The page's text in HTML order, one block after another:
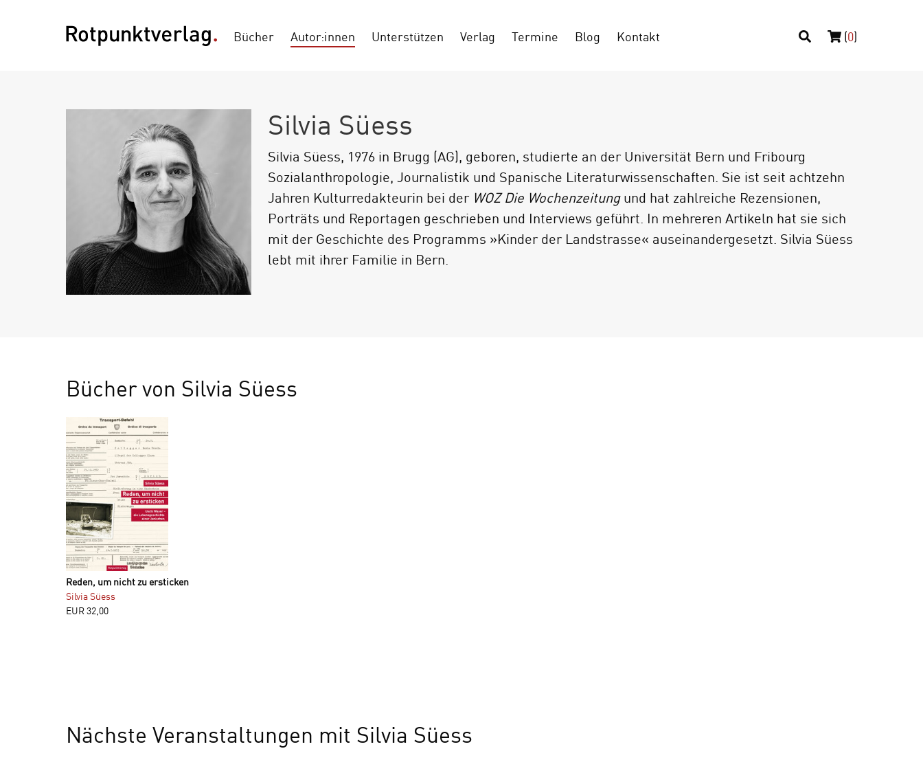
Bücher Autor:innen Unterstützen Verlag Termine Blog Kontakt (0)
Silvia Süess
Silvia Süess, 1976 in Brugg (AG), geboren, studierte an der Universität Bern und Fribourg
Sozialanthropologie, Journalistik und Spanische Literaturwissenschaften. Sie ist seit achtzehn
Jahren Kulturredakteurin bei der WOZ Die Wochenzeitungund hat zahlreiche Rezensionen,
Porträts und Reportagen geschrieben und Interviews geführt. In mehreren Artikeln hat sie sich
mit der Geschichte des Programms »Kinder der Landstrasse« auseinandergesetzt. Silvia Süess
lebt mit ihrer Familie in Bern.
Bücher von Silvia Süess
Reden, um nicht zu ersticken
Silvia Süess
EUR32,00
Nächste Veranstaltungen mit Silvia Süess